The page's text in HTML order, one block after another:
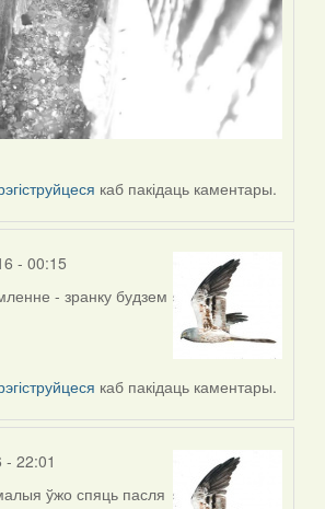
каб пакідаць каментары.
- 00:15
- зранку будзем
каб пакідаць каментары.
22:01
ўжо спяць пасля